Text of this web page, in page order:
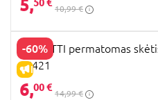
5, 10,99 €
-60%
IŠPARDAVIMAS
PERLETTI permatomas
75421
6,00 €
14,99 €